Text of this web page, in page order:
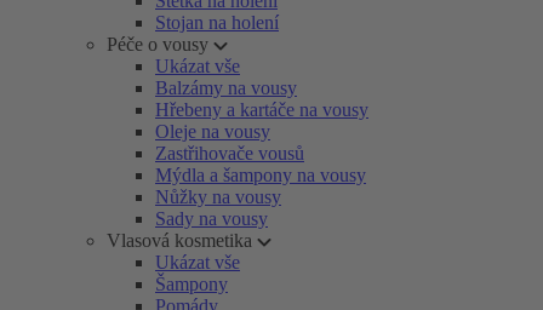
Stojan na holení
Péče o vousy
Ukázat vše
Balzámy na vousy
Hřebeny a kartáče na vousy
Oleje na vousy
Zastřihovače vousů
Mýdla a šampony na vousy
Nůžky na vousy
Sady na vousy
Vlasová kosmetika
Ukázat vše
Šampony
Pomády